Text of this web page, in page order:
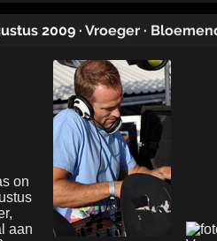
2009 · Vroeger ·